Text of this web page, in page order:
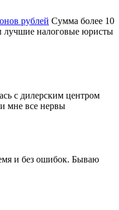
рублей Сумма более 10
лучшие налоговые юристы
с дилерским центром
мне все нервы
и без ошибок. Бываю